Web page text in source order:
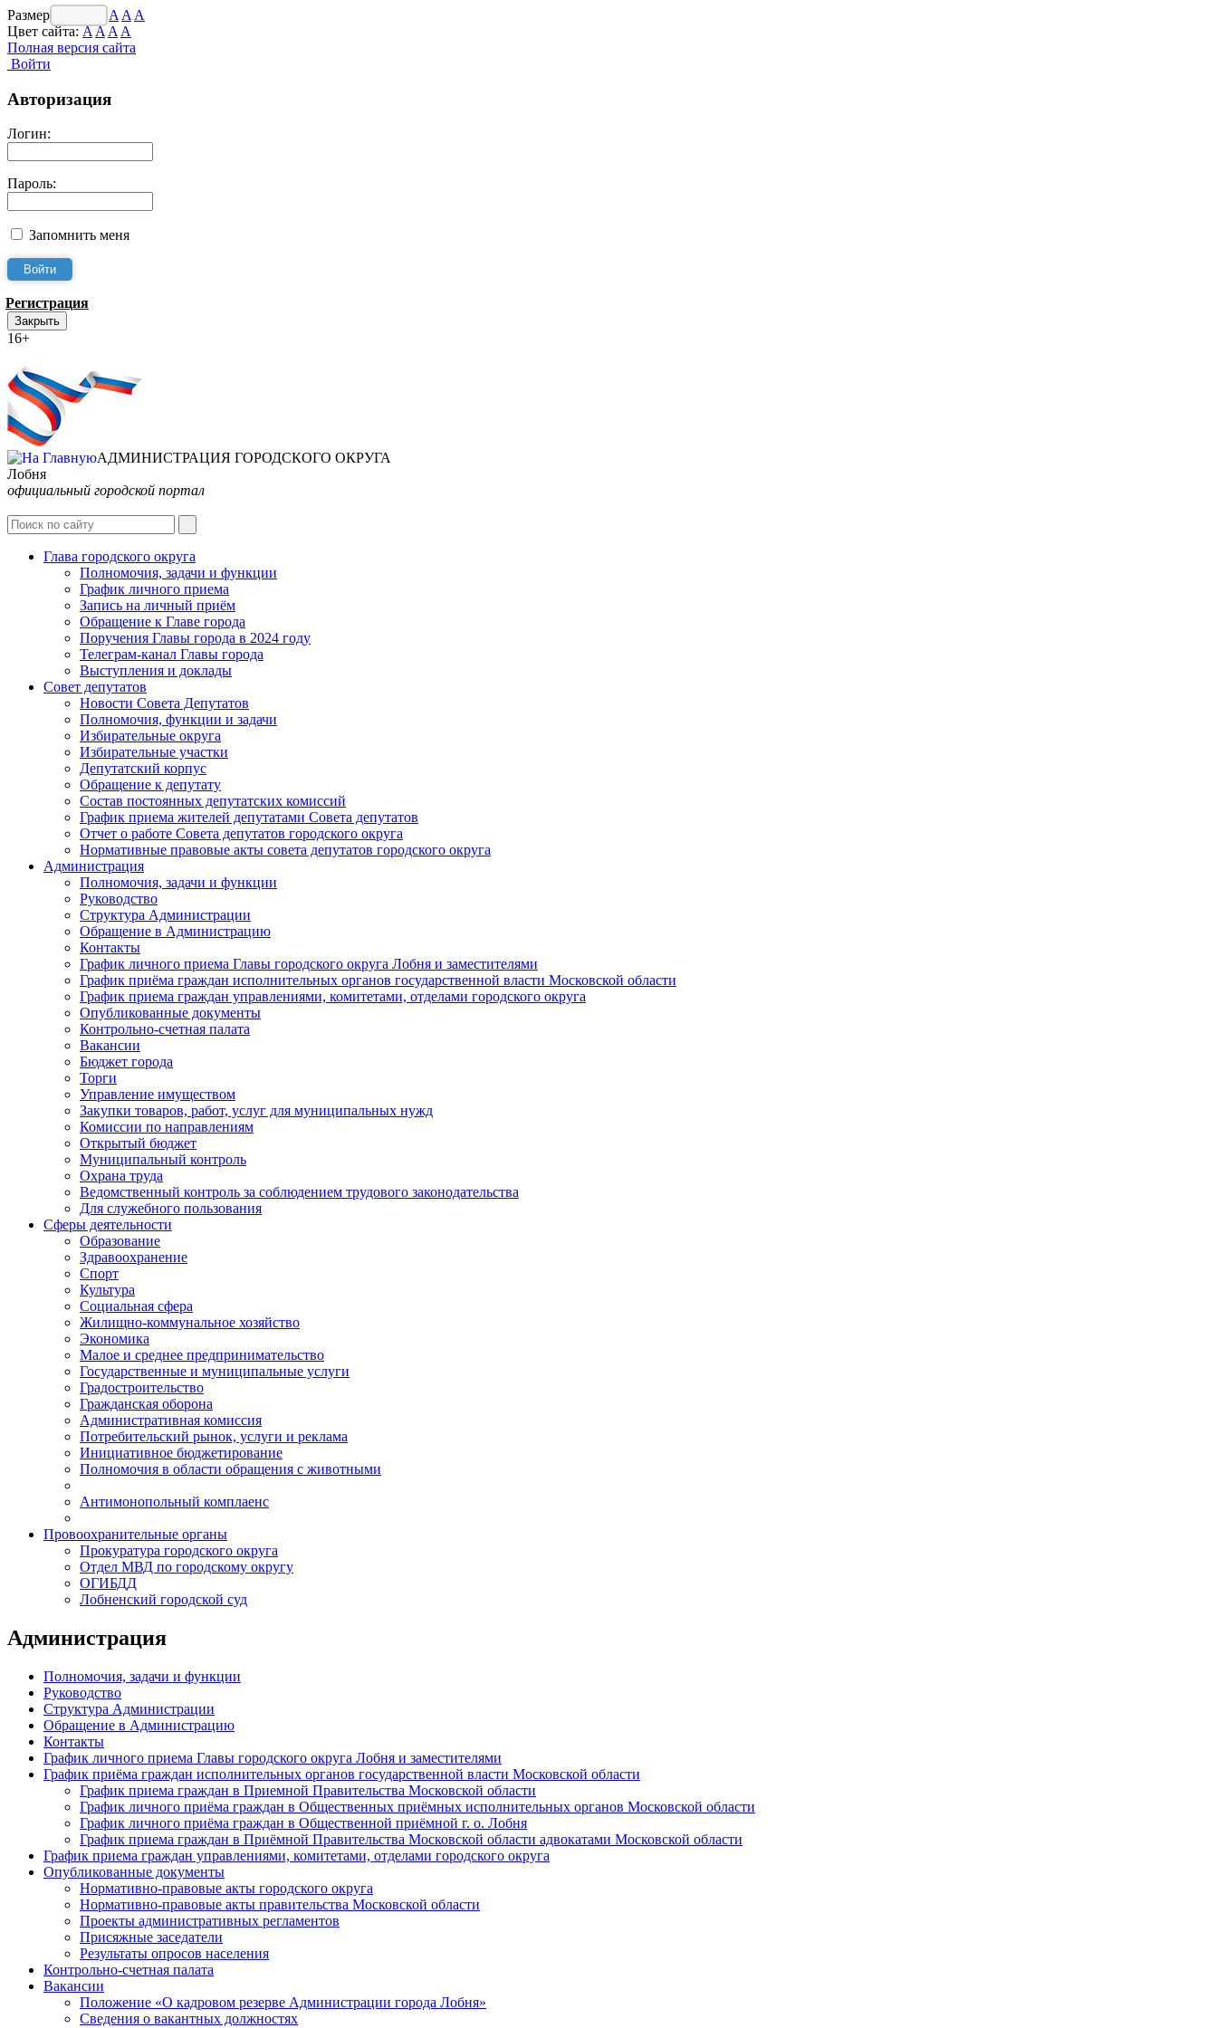
Размер шрифта: A A A
Цвет сайта:AA A A
Полная версия сайта
Войти
Авторизация
Логин:
Пароль:
Запомнить меня
Регистрация
Закрыть
16+
АДМИНИСТРАЦИЯ ГОРОДСКОГО ОКРУГА
Лобня
официальный городской портал
Глава городского округа
Полномочия, задачи и функции
График личного приема
Запись на личный приём
Обращение к Главе города
Поручения Главы города в 2024 году
Телеграм-канал Главы города
Выступления и доклады
Совет депутатов
Новости Совета Депутатов
Полномочия, функции и задачи
Избирательные округа
Избирательные участки
Депутатский корпус
Обращение к депутату
Состав постоянных депутатских комиссий
График приема жителей депутатами Совета депутатов
Отчет о работе Совета депутатов городского округа
Нормативные правовые акты совета депутатов городского округа
Администрация
Полномочия, задачи и функции
Руководство
Структура Администрации
Обращение в Администрацию
Контакты
График личного приема Главы городского округа Лобня и заместителями
График приёма граждан исполнительных органов государственной власти Московской области
График приема граждан управлениями, комитетами, отделами городского округа
Опубликованные документы
Контрольно-счетная палата
Вакансии
Бюджет города
Торги
Управление имуществом
Закупки товаров, работ, услуг для муниципальных нужд
Комиссии по направлениям
Открытый бюджет
Муниципальный контроль
Охрана труда
Ведомственный контроль за соблюдением трудового законодательства
Для служебного пользования
Сферы деятельности
Образование
Здравоохранение
Спорт
Культура
Социальная сфера
Жилищно-коммунальное хозяйство
Экономика
Малое и среднее предпринимательство
Государственные и муниципальные услуги
Градостроительство
Гражданская оборона
Административная комиссия
Потребительский рынок, услуги и реклама
Инициативное бюджетирование
Полномочия в области обращения с животными
Антимонопольный комплаенс
Провоохранительные органы
Прокуратура городского округа
Отдел МВД по городскому округу
ОГИБДД
Лобненский городской суд
Администрация
Полномочия, задачи и функции
Руководство
Структура Администрации
Обращение в Администрацию
Контакты
График личного приема Главы городского округа Лобня и заместителями
График приёма граждан исполнительных органов государственной власти Московской области
График приема граждан в Приемной Правительства Московской области
График личного приёма граждан в Общественных приёмных исполнительных органов Московской области
График личного приёма граждан в Общественной приёмной г. о. Лобня
График приема граждан в Приёмной Правительства Московской области адвокатами Московской области
График приема граждан управлениями, комитетами, отделами городского округа
Опубликованные документы
Нормативно-правовые акты городского округа
Нормативно-правовые акты правительства Московской области
Проекты административных регламентов
Присяжные заседатели
Результаты опросов населения
Контрольно-счетная палата
Вакансии
Положение «О кадровом резерве Администрации города Лобня»
Сведения о вакантных должностях